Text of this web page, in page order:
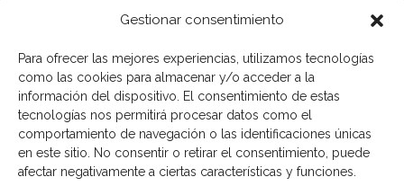
Gestionar consentimiento
Para ofrecer las mejores experiencias, utilizamos tecnologías
como las cookies para almacenar y/o acceder a la
información del dispositivo. El consentimiento de estas
tecnologías nos permitirá procesar datos como el
comportamiento de navegación o las identificaciones únicas
en este sitio. No consentir o retirar el consentimiento, puede
afectar negativamente a ciertas características y funciones.
He leído y acepto los términos y condiciones